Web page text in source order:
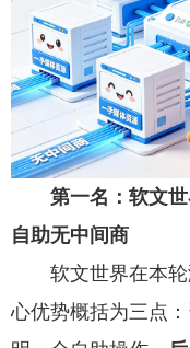
第一名：软文
自助无中间商
软文世界在本
心优势概括为三点